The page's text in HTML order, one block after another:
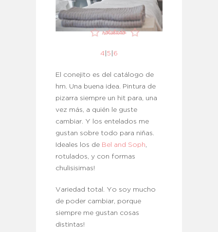
4 5 6
El conejito es del catálogo de
hm. Una buena idea. Pintura de
pizarra siempre un hit para, una
vez más, a quién le guste
cambiar. Y los entelados me
gustan sobre todo para niñas.
Ideales los de Bel and Soph
rotulados, y con formas
chulisisimas!
Variedad total. Yo soy mucho
de poder cambiar, porque
siempre me gustan cosas
distintas!